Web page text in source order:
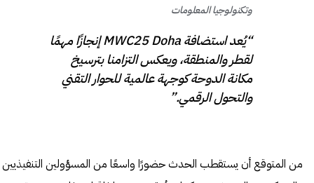
وتكنولوجيا المعلومات
“يُعد استضافة MWC25 Doha إنجازًا مهمًا
لقطر والمنطقة، ويعكس التزامنا بترسيخ
مكانة الدوحة كوجهة عالمية للحوار التقني
والتحول الرقمي.”
من المتوقع أن يستقطب الحدث حضورًا واسعًا من المسؤولين التنفيذيين